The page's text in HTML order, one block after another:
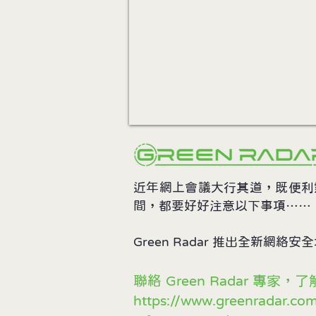
近年網上會議大行其道，既便
間，都要好好注意以下事項……
Green Radar 推出全新網絡安
聯絡 Green Radar 專家，了
https://